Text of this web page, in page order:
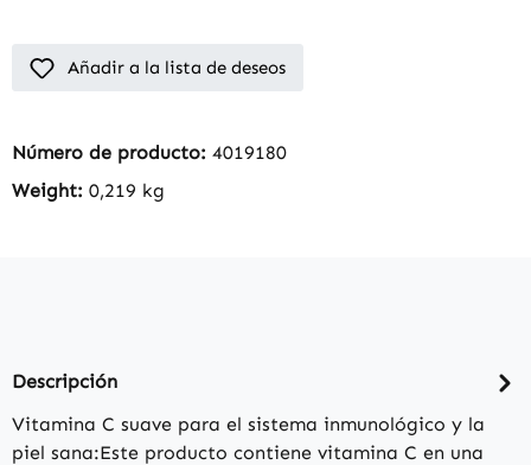
Añadir a la lista de deseos
Número de producto: 4019180
Weight: 0,219 kg
Descripción
Vitamina C suave para el sistema inmunológico y la
piel sana:Este producto contiene vitamina C en una